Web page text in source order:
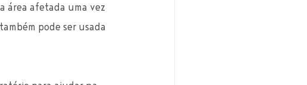
área afetada uma vez
pode ser usada